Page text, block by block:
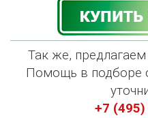
Так же,
Помощь в подборе
+7